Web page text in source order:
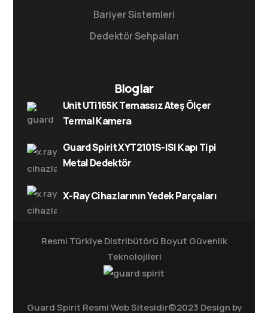
Bariyer Sistemleri
Dedektör Sehpaları
Bloglar
Unit UTi165K Temassız Ateş Ölçer
Termal Kamera
Guard Spirit XYT2101S-ISI Kapı Tipi
Metal Dedektör
X-Ray Cihazlarının Yedek Parçaları
Guard Spirit Resmi Web Sitesidir©2023 Design by
Resmi Türkiye Distribütörü Boyut Güvenlik
Teknolojileri